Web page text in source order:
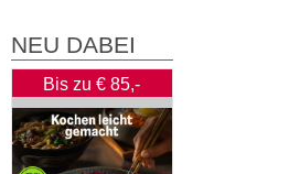
NEU DABEI
Bis zu € 85,-
Rabatt